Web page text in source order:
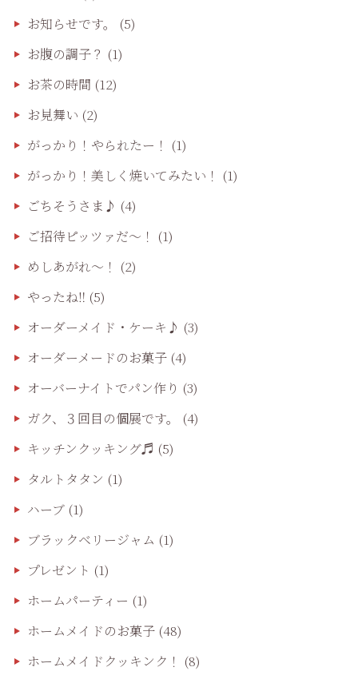
お知らせです。
(5)
お腹の調子？ (1)
お茶の時間 (12)
お見舞い (2)
がっかり！やられたー！ (1)
がっかり！美しく焼いてみたい！ (1)
ごちそうさま♪ (4)
ご招待ピッツァだ〜！ (1)
めしあがれ～！ (2)
やったね‼️ (5)
オーダーメイド・ケーキ♪ (3)
オーダーメードのお菓子(4)
オーバーナイトでパン作り (3)
ガク、３回目の個展です。
(4)
キッチンクッキング♬ (5)
タルトタタン (1)
ハーブ(1)
ブラックベリージャム (1)
プレゼント (1)
ホームパーティー (1)
ホームメイドのお菓子(48)
ホームメイドクッキンク！ (8)